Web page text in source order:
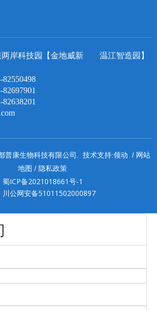
两岸科技园【金地威新 温江智造园】
82550498
普康生物科技有限公司. 技术支持:领动 / 网站
地图 / 隐私政策
蜀ICP备2021018661号-1
川公网安备51011502000897